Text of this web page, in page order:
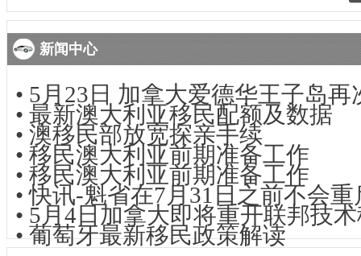
新闻中心
• 5月23日 加拿大爱德华王子岛再
• 最新澳大利亚移民配额及数据
• 澳移民部放宽探亲手续
• 移民澳大利亚前期准备工作
• 移民澳大利亚前期准备工作
•快讯-魁省在7月31日之前不会重
• 5月4日加拿大即将重开联邦技
•葡萄牙最新移民政策解读